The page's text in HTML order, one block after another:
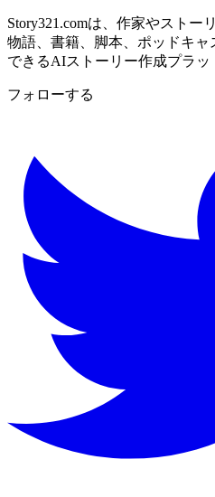
Story321.comは、作家やストー
物語、書籍、脚本、ポッドキ
できるAIストーリー作成プラッ
フォローする